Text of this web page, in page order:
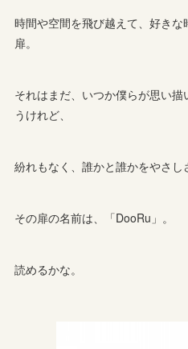
時間や空間を飛び越えて、好き
扉。
それはまだ、いつか僕らが思い
うけれど、
紛れもなく、誰かと誰かをやさし
その扉の名前は、「DooRu」。
読めるかな。